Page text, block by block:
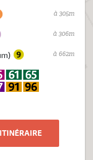
à 305m
à 306m
à 662m